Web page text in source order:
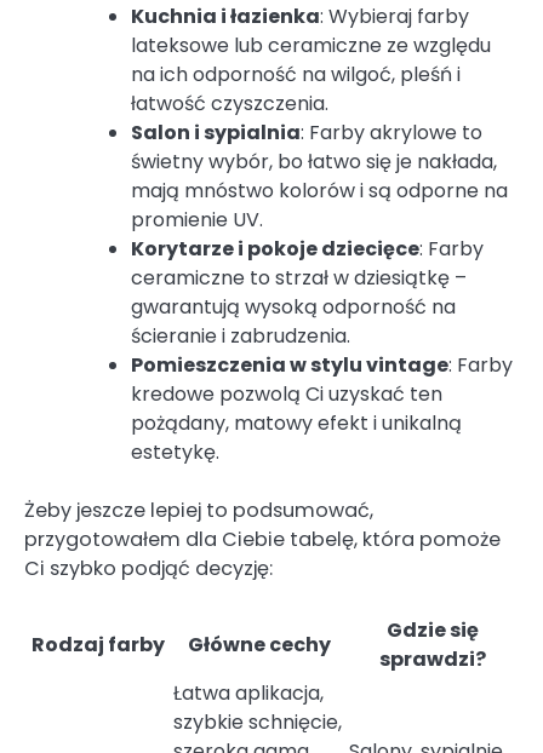
Kuchnia i łazienka: Wybieraj farby
lateksowe lub ceramiczne ze względu
na ich odporność na wilgoć, pleśń i
łatwość czyszczenia.
Salon i sypialnia: Farby akrylowe to
świetny wybór, bo łatwo się je nakłada,
mają mnóstwo kolorów i są odporne na
promienie UV.
Korytarze i pokoje dziecięce: Farby
ceramiczne to strzał w dziesiątkę –
gwarantują wysoką odporność na
ścieranie i zabrudzenia.
Pomieszczenia w stylu vintage: Farby
kredowe pozwolą Ci uzyskać ten
pożądany, matowy efekt i unikalną
estetykę.
Żeby jeszcze lepiej to podsumować,
przygotowałem dla Ciebie tabelę, która pomoże
Ci szybko podjąć decyzję:
Rodzaj farby Główne cechy
Gdzie się
sprawdzi?
Łatwa aplikacja,
szybkie schnięcie,